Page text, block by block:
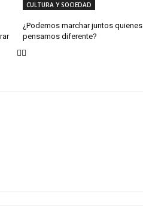
CULTURA Y SOCIEDAD
¿Podemos marchar juntos quienes
pensamos diferente?